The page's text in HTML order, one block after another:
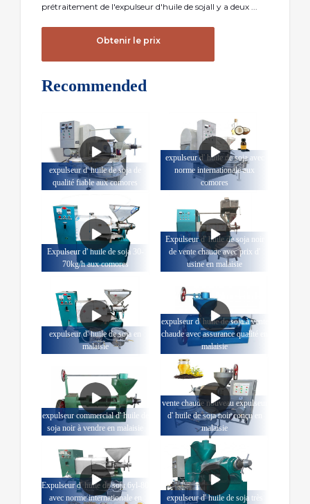
prétraitement de l'expulseur d'huile de sojaIl y a deux ...
Obtenir le prix
Recommended
expulseur d' huile de soja de
qualité fiable aux comores
expulseur d' huile de soja avec
norme internationale aux
comores
Expulseur d' huile de soja 30-
70kg/h aux comores
Expulseur d' huile de soja noir
de vente chaude avec prix d'
usine en malaisie
expulseur d' huile de soja en
malaisie
expulseur d' huile de soja à vente
chaude avec assurance qualité en
malaisie
expulseur commercial d' huile de
soja noir à vendre en malaisie
vente chaude nouveau expulseur
d' huile de soja noir conçu en
malaisie
Expulseur d' huile de soja 6yl-80
avec norme internationale en
expulseur d' huile de soja très